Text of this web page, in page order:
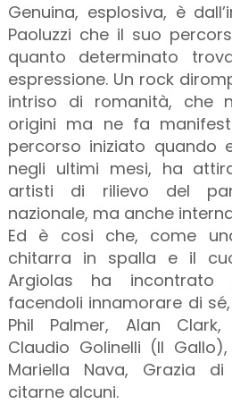
Genuina, esplosiva, è
Paoluzzi che il suo
quanto determinato
espressione. Un rock
intriso di romanità, che
origini ma ne fa
percorso iniziato quando
negli ultimi mesi, ha
artisti di rilievo del
nazionale, ma anche
Ed è cosi che, come
chitarra in spalla e il
Argiolas ha incontrato
facendoli innamorare di
Phil Palmer, Alan Clark,
Claudio Golinelli (Il
Mariella Nava, Grazia
citarne alcuni.